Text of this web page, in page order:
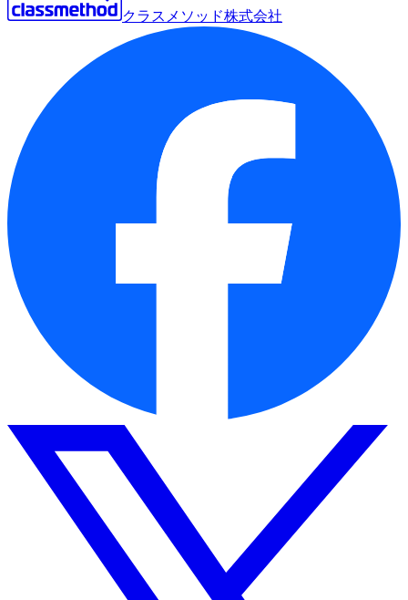
クラスメソッド株式会社